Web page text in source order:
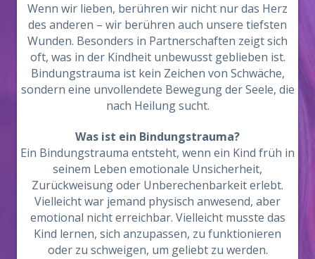
Wenn wir lieben, berühren wir nicht nur das Herz
des anderen – wir berühren auch unsere tiefsten
Wunden. Besonders in Partnerschaften zeigt sich
oft, was in der Kindheit unbewusst geblieben ist.
Bindungstrauma ist kein Zeichen von Schwäche,
sondern eine unvollendete Bewegung der Seele, die
nach Heilung sucht.
Was ist ein Bindungstrauma?
Ein Bindungstrauma entsteht, wenn ein Kind früh in
seinem Leben emotionale Unsicherheit,
Zurückweisung oder Unberechenbarkeit erlebt.
Vielleicht war jemand physisch anwesend, aber
emotional nicht erreichbar. Vielleicht musste das
Kind lernen, sich anzupassen, zu funktionieren
oder zu schweigen, um geliebt zu werden.